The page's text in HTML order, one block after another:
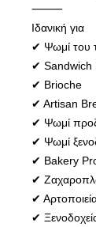
⸻
Ιδανική για
✔ Ψωμί του
✔ Sandwich
✔ Brioche
✔ Artisan
✔ Ψωμί
✔ Ψωμί
✔ Bakery
✔
✔
✔